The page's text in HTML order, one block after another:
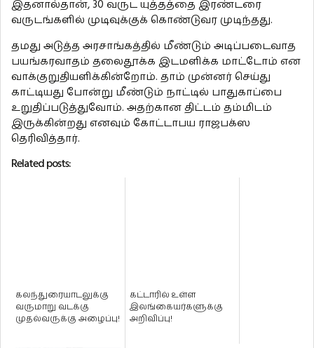
இதனால்தான், 30 வருட யுத்தத்தை இரண்டரை
வருடங்களில் முடிவுக்குக் கொண்டுவர முடிந்தது.
தமது அடுத்த அரசாங்கத்தில் மீண்டும் அடிப்படைவாத
பயங்கரவாதம் தலைதூக்க இடமளிக்க மாட்டோம் என
வாக்குறுதியளிக்கின்றோம். தாம் முன்னர் செய்து
காட்டியது போன்று மீண்டும் நாட்டில் பாதுகாப்பை
உறுதிப்படுத்துவோம். அதற்கான திட்டம் தம்மிடம்
இருக்கின்றது எனவும் கோட்டாபய ராஜபக்ஸ
தெரிவித்தார்.
Related posts:
கலந்துரையாடலுக்கு
வருமாறு வடக்கு
முதல்வருக்கு அழைப்பு!
கட்டாரில் உள்ள
இலங்கையர்களுக்கு
அறிவிப்பு!